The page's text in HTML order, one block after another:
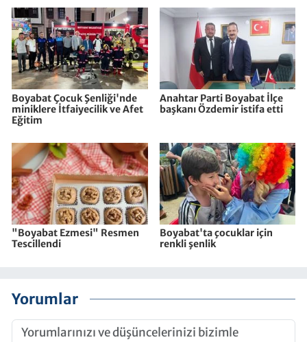
Boyabat Çocuk Şenliği'nde
miniklere İtfaiyecilik ve Afet
Eğitim
Anahtar Parti Boyabat İlçe
başkanı Özdemir istifa etti
"Boyabat Ezmesi" Resmen
Tescillendi
Boyabat'ta çocuklar için
renkli şenlik
Yorumlar